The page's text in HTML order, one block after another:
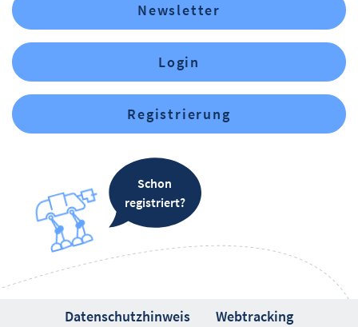
Newsletter
Login
Registrierung
Schon
registriert?
Datenschutzhinweis
Webtracking